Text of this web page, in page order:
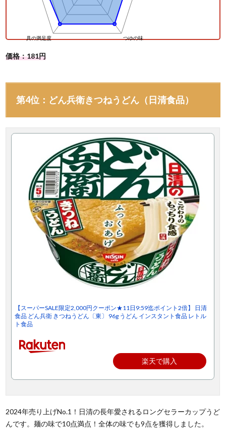
価格：181円
第4位：どん兵衛きつねうどん（日清食品）
【スーパーSALE限定2,000円クーポン★11日9:59迄ポイント2倍】 日清
食品 どん兵衛 きつねうどん〔東〕 96g うどん インスタント食品 レトル
ト食品
楽天で購入
2024年売り上げNo.1！日清の長年愛されるロングセラーカップうど
んです。麺の味で10点満点！全体の味でも9点を獲得しました。